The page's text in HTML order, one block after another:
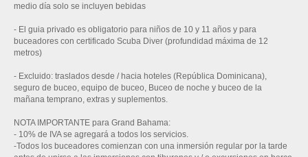
medio día solo se incluyen bebidas
- El guia privado es obligatorio para niños de 10 y 11 años y para
buceadores con certificado Scuba Diver (profundidad máxima de 12
metros)
- Excluido: traslados desde / hacia hoteles (República Dominicana),
seguro de buceo, equipo de buceo, Buceo de noche y buceo de la
mañana temprano, extras y suplementos.
NOTA IMPORTANTE para Grand Bahama:
- 10% de IVA se agregará a todos los servicios.
-Todos los buceadores comienzan con una inmersión regular por la tarde